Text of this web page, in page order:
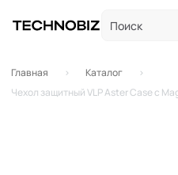
Главная
Каталог